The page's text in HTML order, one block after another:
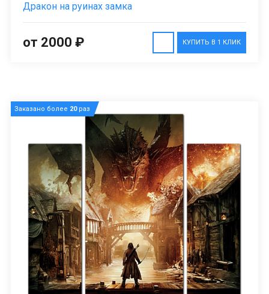
Дракон на руинах замка
КУПИТЬ В 1 КЛИК
от 2000 ₽
Заказано более 20раз